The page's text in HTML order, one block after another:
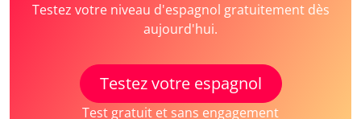
Testez votre niveau d'espagnol gratuitement dès
aujourd'hui.
Testez votre espagnol
Test gratuit et sans engagement